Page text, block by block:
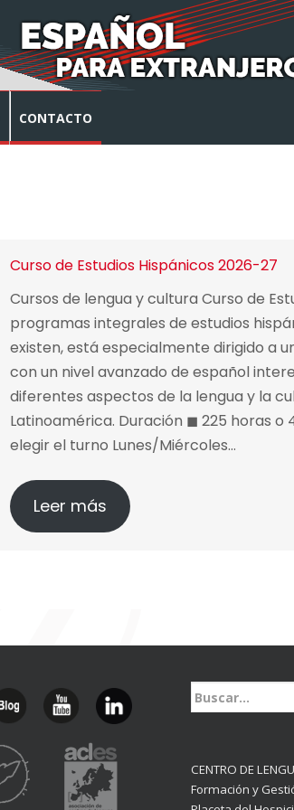
CONTACTO
Curso de Estudios Hispánicos 2026-27
Cursos de lengua y cultura Curso de
programas integrales de estudios
existen, está especialmente dirigido a
con un nivel avanzado de español
diferentes aspectos de la lengua y la
Latinoamérica. Duración ◼ 225 horas o
elegir el turno Lunes/Miércoles…
Leer más
Buscar:
CENTRO DE
Formación y